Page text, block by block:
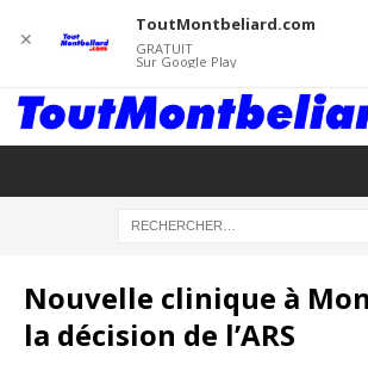
Nouvelle clinique à
la décision de l’ARS
✕
ToutMontbeliard.com
GRATUIT
Sur Google Play